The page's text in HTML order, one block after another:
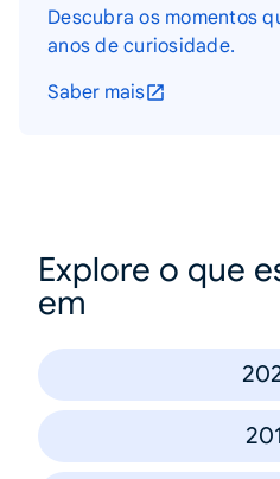
Descubra os momentos
anos de curiosidade.
Saber mais
Explore o que
em